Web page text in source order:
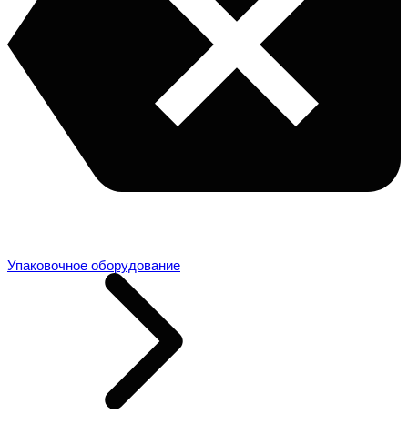
Упаковочное оборудование